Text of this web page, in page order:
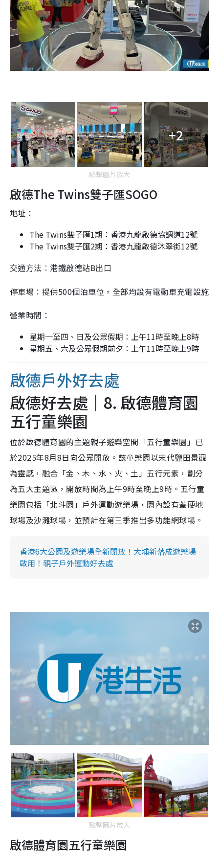
+2
點擊圖片放大
啟德The Twins雙子匯SOGO
地址：
The Twins雙子匯1期：香港九龍啟德協調道12號
The Twins雙子匯2期：香港九龍啟德沐翠街12號
交通方法：港鐵啟德站B出口
停車場：提供500個泊車位，全部均設有電動車充電設施
營業時間：
星期一至四、日及公眾假期：上午11時至晚上8時
星期五、六及公眾假期前夕：上午11時至晚上9時
啟德戶外好去處
啟德好去處｜8. 啟德體育園
五行童樂園
位於啟德體育園的主題親子遊樂空間「五行童樂園」已
於2025年8月8日向公眾開放。該童樂園以宋代鹽田景觀
為靈感，融合「金、木、水、火、土」五行元素，劃分
為五大主題區，開放時間為上午9時至晚上9時。五行童
樂園包括「北斗園」戶外運動遊樂場，園內設有蓋硬地
球場及沙灘球場，並預計在第三季推出多功能網球場。
香港6大公園及遊樂場全新開放！大埔新落成遊樂場
啟用！親子戶外運動好去處
點擊圖片放大
啟德體育園五行童樂園